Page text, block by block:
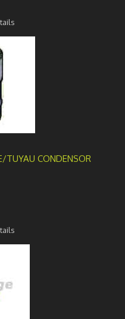
TUYAU CONDENSOR